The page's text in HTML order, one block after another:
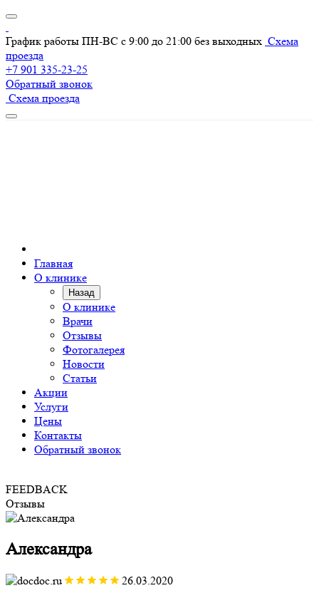
График работы ПН-ВС с 9:00 до 21:00 без выходных Схема
проезда
+7 901 335-23-25
Обратный звонок
Схема проезда
Главная
О клинике
Назад
О клинике
Врачи
Отзывы
Фотогалерея
Новости
Статьи
Акции
Услуги
Цены
Контакты
Обратный звонок
FEEDBACK
Отзывы
Александра
26.03.2020